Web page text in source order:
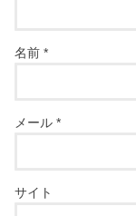
名前*
メール*
サイト